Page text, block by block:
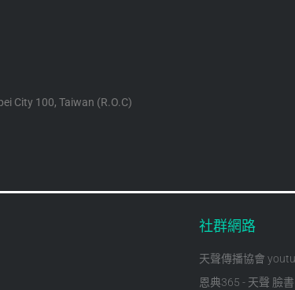
City 100, Taiwan (R.O.C)
社群網路
天聲傳播協會
恩典365 - 天聲 臉書